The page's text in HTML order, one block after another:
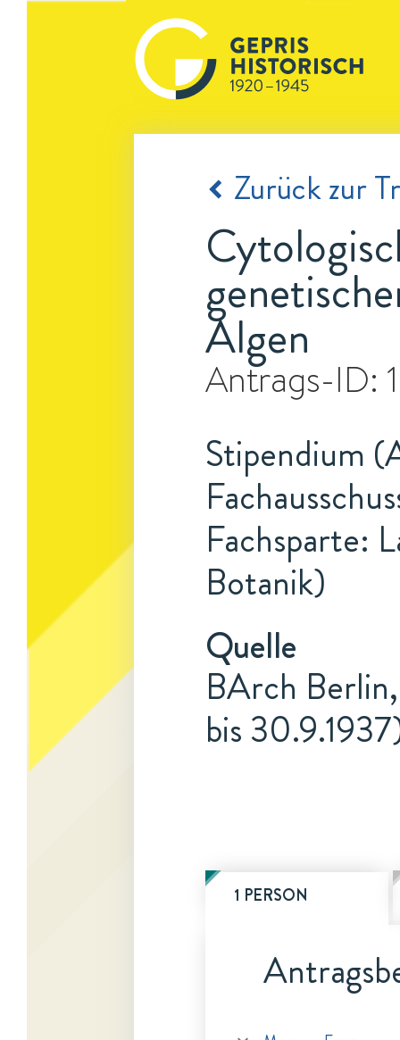
Zurück zur
Algen
Antrags-ID:
Stipendium
Fachsparte:
Botanik)
Quelle
BArch
bis
1 PERSON